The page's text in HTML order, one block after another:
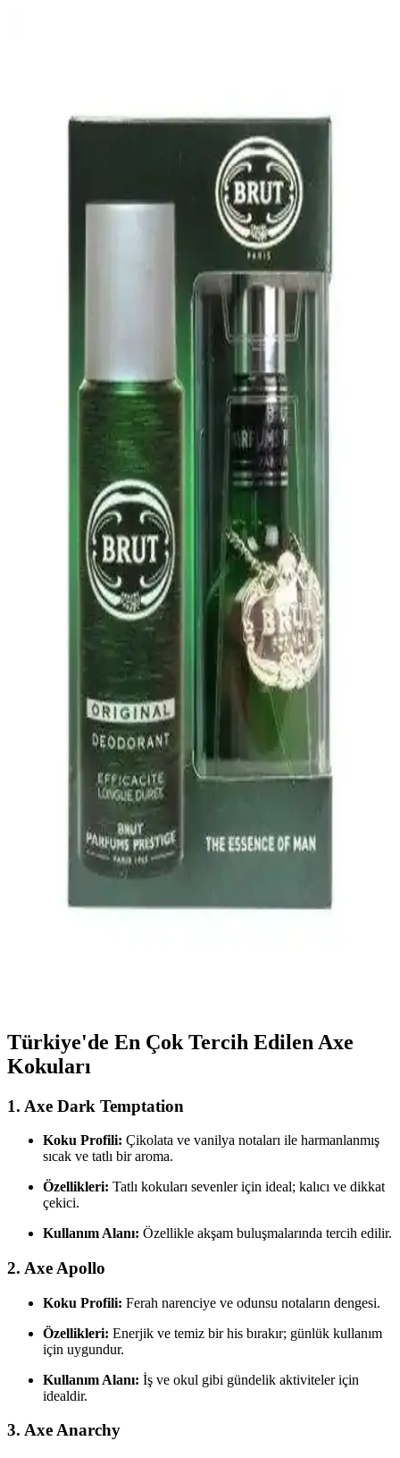
bariyerini koruyarak güvenle kullanılır.
Homm Life Ter Önleyici Sprey: Günlük Kullanım
İçin Etkili ve Ferahlatıcı Koruma Çözümü
Homm Life Ter Önleyici Sprey, ferah koku ve etkili ter kontrolü
sağlayan, günlük kullanım için ideal hafif ve pratik bir deodoranttır.
İçeriği ve kullanıcı deneyimleriyle öne çıkar.
NIVEA Kişisel Bakım Takımı: Günlük Cilt ve Vücut
Bakımında Güvenilir Çözüm
NIVEA kişisel bakım takımı, nemlendirme ve ferahlık sağlayan
ürünleriyle günlük cilt ve dudak bakımını kolaylaştırır, dermatolojik
Dove Stick Deodorantlarda Alüminyum Bileşiği
Değişikliği ve Performans Üzerindeki Etkileri
Dove stick deodorantlarda alüminyum bileşiği değişikliği, ter ve
koku kontrolünde azalma ile cilt tahrişine yol açarak kullanıcı
memnuniyetini etkiledi. Eski formüller hassas ciltler için tercih
W-Lab Madeleb Roll On 3'lü Set: Doğal İçerikli
Terleme ve Koku Önleyici Çözüm
Doğal içeriklerle formüle edilen W-Lab Madeleb Roll On 3'lü set,
terleme ve kötü koku sorunlarını etkili çözerken, cilt tonunu açar ve
hafifliği ile kullanımı kolaydır.
Rexona Men Invisible Black & White Sprey
Deodorant Günlük Kullanım ve Özellikleri
Rexona Men Invisible Black & White sprey deodorant, 72 saat
kalıcılık, kıyafetlerde iz bırakmama ve ferah koku özellikleriyle
hareketli yaşam tarzına uygun bir kişisel bakım ürünüdür.
Garnier Mineral Roll-On Deodorant Kadınlar İçin
Uzun Süreli Koruma ve Ferah Koku
Garnier Mineral Roll-On, 72 saat koruma sağlayan, organik içerikli,
hızlı kuruyan ve ferah koku bırakan kadın deodorantıdır. Hassas
ciltlere uygun, yüksek sıcaklıklarda bile etkili koruma sunar.
Brut Plexi Madalyon Set Erkekler İçin Kalıcı ve
Türkiye'de En Çok Tercih Edilen Axe
Kokuları
1. Axe Dark Temptation
Koku Profili: Çikolata ve vanilya notaları ile harmanlanmış
sıcak ve tatlı bir aroma.
Özellikleri: Tatlı kokuları sevenler için ideal; kalıcı ve dikkat
çekici.
Kullanım Alanı: Özellikle akşam buluşmalarında tercih edilir.
2. Axe Apollo
Koku Profili: Ferah narenciye ve odunsu notaların dengesi.
Özellikleri: Enerjik ve temiz bir his bırakır; günlük kullanım
için uygundur.
Kullanım Alanı: İş ve okul gibi gündelik aktiviteler için
idealdir.
3. Axe Anarchy